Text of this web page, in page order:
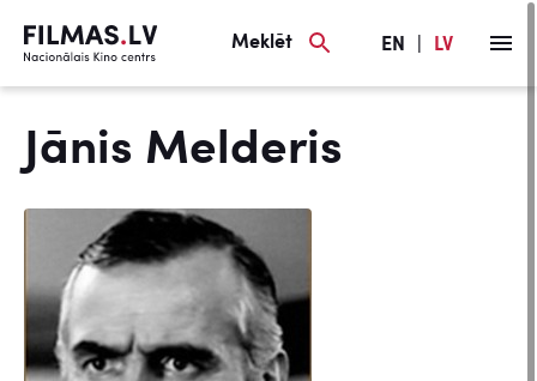
Meklēt EN LV
Jānis Melderis